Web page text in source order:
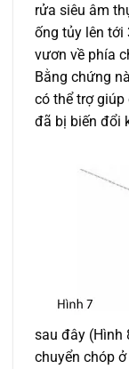
rửa siêu âm
ống tủy lên tới
vươn về phía
Bằng chứng
có thể trợ
đã bị biến đổi
sau đây (Hình
chuyển chóp